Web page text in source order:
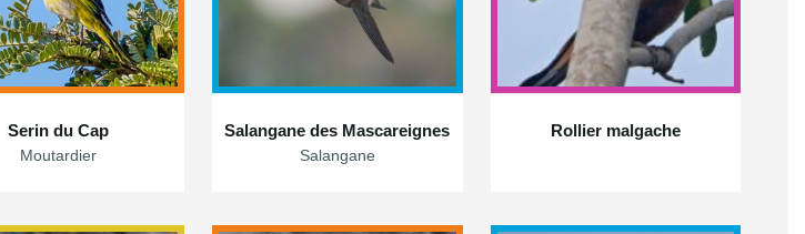
Serin du Cap
Moutardier
Salangane des Mascareignes
Salangane
Rollier malgache